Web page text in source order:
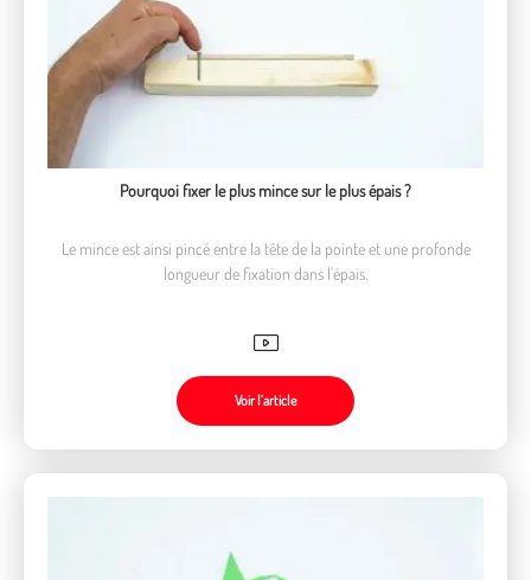
Pourquoi fixer le plus mince sur le plus épais ?
Le mince est ainsi pincé entre la tête de la pointe et une profonde
longueur de fixation dans l'épais.
Voir l’article